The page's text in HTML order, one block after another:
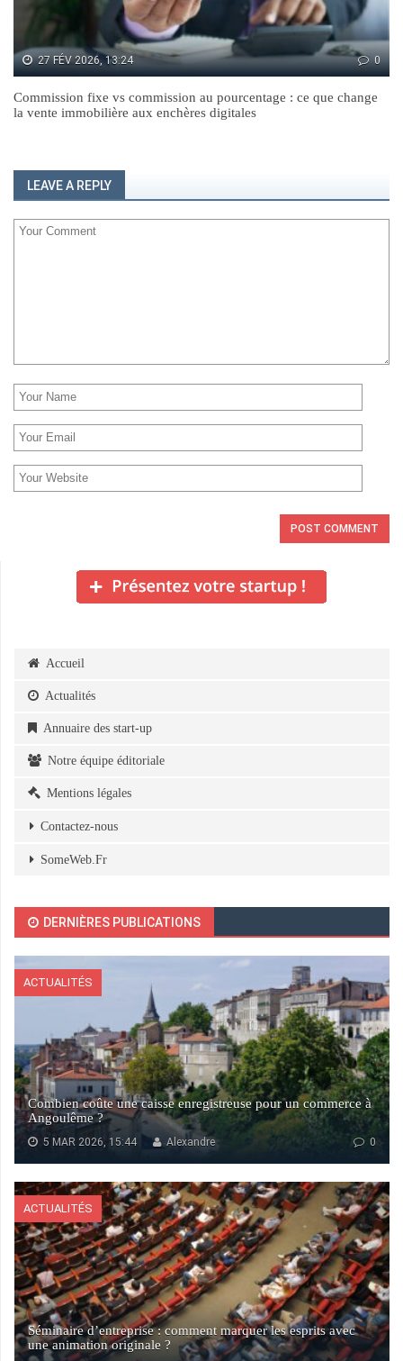
27 FÉV 2026, 13:24 0
Commission fixe vs commission au pourcentage : ce que change
la vente immobilière aux enchères digitales
LEAVE A REPLY
Accueil
Actualités
Annuaire des start-up
Notre équipe éditoriale
Mentions légales
Contactez-nous
SomeWeb.Fr
DERNIÈRES PUBLICATIONS
ACTUALITÉS
Combien coûte une caisse enregistreuse pour un commerce à
Angoulême ?
5 MAR 2026, 15:44 0
Alexandre
ACTUALITÉS
Séminaire d’entreprise : comment marquer les esprits avec
une animation originale ?